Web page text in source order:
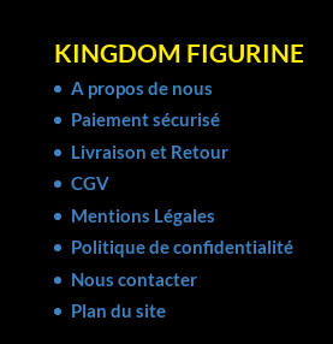
KINGDOM FIGURINE
A propos de nous
Paiement sécurisé
Livraison et Retour
CGV
Mentions Légales
Politique de confidentialité
Nous contacter
Plan du site